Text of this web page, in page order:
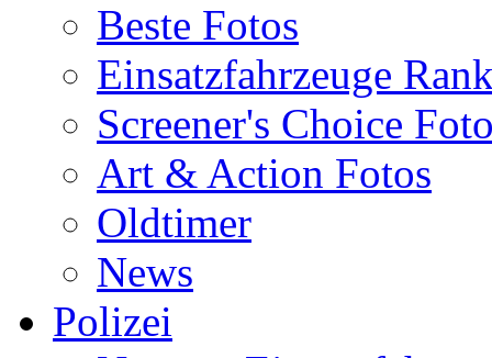
Beste Fotos
Einsatzfahrzeuge
Screener's Choice
Art & Action Fotos
Oldtimer
News
Polizei